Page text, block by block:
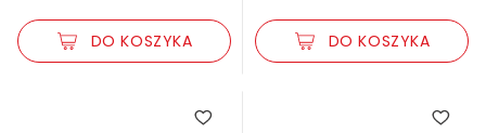
DO KOSZYKA DO KOSZYKA
3.00